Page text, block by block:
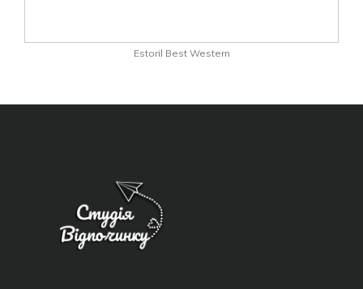
Estoril Best Western